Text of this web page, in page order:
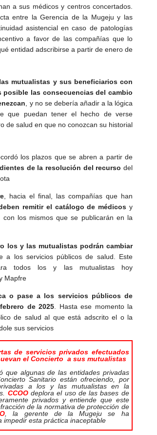
a sus médicos y centros concertados.
entre la Gerencia de la Mugeju y las
asistencial en caso de patologías
a favor de las compañías que lo
entidad adscribirse a partir de enero de
mutualistas y sus beneficiarios con
las consecuencias del cambio
, y no se debería añadir a la lógica
que puedan tener el hecho de verse
de salud en que no conozcan su historial
los plazos que se abren a partir de
de la resolución del recurso del
, hacia el final, las compañías que han
remitir el catálogo de médicos y
con los mismos que se publicarán en la
los y las mutualistas podrán cambiar
a los servicios públicos de salud. Este
todos los y las mutualistas hoy
Mapfre
o pase a los servicios públicos de
de 2025 . Hasta ese momento la
de salud al que está adscrito el o la
sus servicios
de servicios privados efectuados
el Concierto a sus mutualistas
que algunas de las entidades privadas
Sanitario están ofreciendo, por
a los y las mutualistas en la
CCOOdeplora el uso de las bases de
privados y entiende que este
de la normativa de protección de
, la gerente de la Mugeju se ha
impedir esta práctica inaceptable